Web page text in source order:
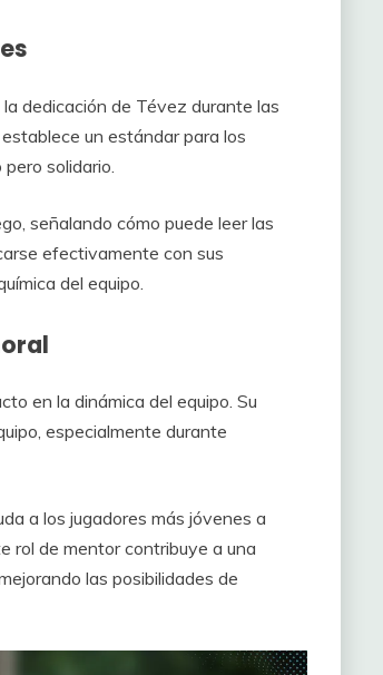
dedicación de Tévez durante las
un estándar para los
solidario.
señalando cómo puede leer las
efectivamente con sus
del equipo.
en la dinámica del equipo. Su
especialmente durante
a los jugadores más jóvenes a
rol de mentor contribuye a una
las posibilidades de